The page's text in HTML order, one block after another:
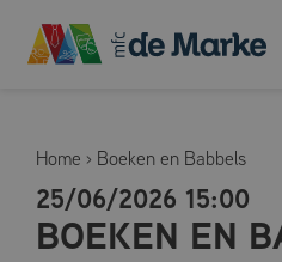
Home › Boeken en Babbels
25/06/2026 15:00
BOEKEN EN